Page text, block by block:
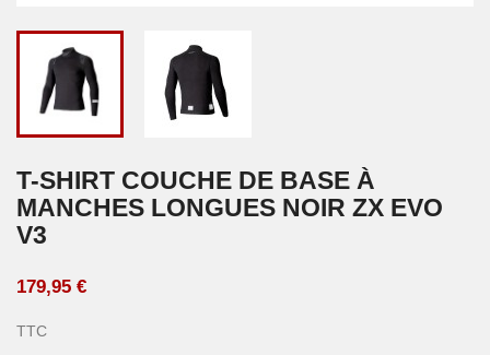
T-SHIRT COUCHE DE BASE À
MANCHES LONGUES NOIR ZX EVO
V3
179,95 €
TTC